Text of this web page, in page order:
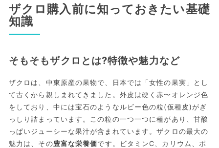
ザクロ購入前に知っておきたい基礎
知識
そもそもザクロとは?特徴や魅力など
ザクロは、中東原産の果物で、日本では「女性の果実」とし
て古くから親しまれてきました。外皮は硬く赤〜オレンジ色
をしており、中には宝石のようなルビー色の粒(仮種皮)がぎ
っしり詰まっています。この粒の一つ一つに種があり、甘酸
っぱいジューシーな果汁が含まれています。ザクロの最大の
魅力は、その豊富な栄養価です。ビタミンC、カリウム、ポ